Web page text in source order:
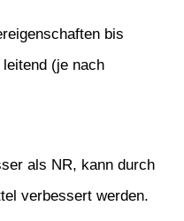
bis
(je nach
als NR, kann durch
verbessert werden.